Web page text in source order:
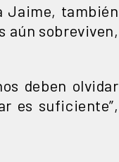
Jaime, también
aún sobreviven,
deben olvidar
es suficiente”,